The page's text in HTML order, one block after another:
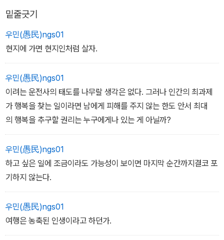
지(五體投地) 현장을 보게 되고, 한 핏줄인 조선족과 한국 사람들이
고도 눈이 휘둥그레지는 북한 어린이를 만나게 된다.
'그렇게 긴 여행을 하고서 도대체 무엇을 얻으셨나요?'라고 묻는 사람
들에게 전하는 대답이기도 하다. 여행을 통해 저자는 지금 자신이 하
고 있는 일을 찾았고 10년 동안 한길을 걸어가고 있다. 책은 저자의 1
0년 전의 삶이 현재와 어떻게 달라졌는지, 그리고 얼마나 한결같은
마음으로 살아가고 있는지를 보여준다.
밑줄긋기
우민(愚民)ngs01
현지에 가면 현지인처럼 살자.
우민(愚民)ngs01
이려는 운전사의 태도를 나무랄 생각은 없다. 그러나 인간의 최과제
가 행복을 찾는 일이라면 남에게 피해를 주지 않는 한도 안서 최대
의 행복을 추구할 권리는 누구에게나 있는 게 아닐까?
우민(愚民)ngs01
하고 싶은 일에 조금이라도 가능성이 보이면 마지막 순간까지결코 포
기하지 않는다.
우민(愚民)ngs01
여행은 농축된 인생이라고 하던가.